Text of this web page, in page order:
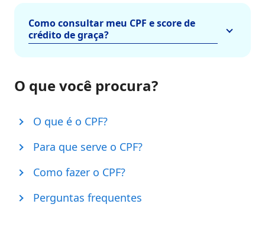
Como consultar meu CPF e score de
crédito de graça?
O que você procura?
O que é o CPF?
Para que serve o CPF?
Como fazer o CPF?
Perguntas frequentes